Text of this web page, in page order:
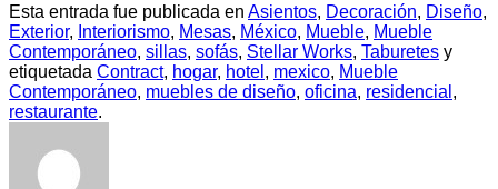
Esta entrada fue publicada en Asientos, Decoración, Diseño,
Exterior, Interiorismo, Mesas, México, Mueble, Mueble
Contemporáneo, sillas, sofás, Stellar Works, Taburetes y
etiquetada Contract, hogar, hotel , mexico, Mueble
Contemporáneo, muebles de diseño, oficina, residencial ,
restaurante.